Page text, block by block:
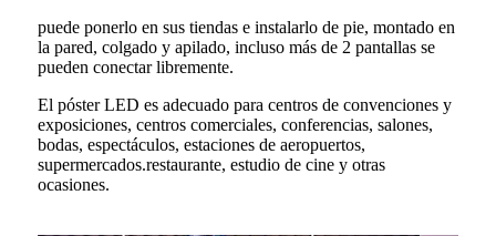
puede ponerlo en sus tiendas e instalarlo de pie, montado en
la pared, colgado y apilado, incluso más de 2 pantallas se
pueden conectar libremente.
El póster LED es adecuado para centros de convenciones y
exposiciones, centros comerciales, conferencias, salones,
bodas, espectáculos, estaciones de aeropuertos,
supermercados.restaurante, estudio de cine y otras
ocasiones.